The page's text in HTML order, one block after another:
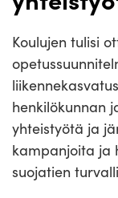
Koulujen tulisi
henkilökunnan
yhteistyötä ja
kampanjoita ja
suojatien